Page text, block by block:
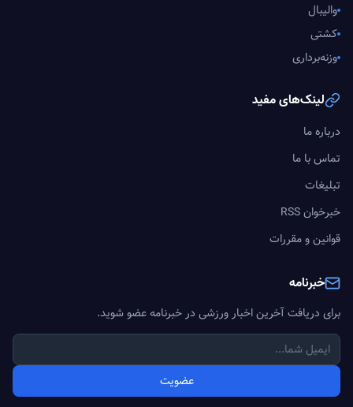
والیبال
کشتی
وزنه‌برداری
لینک‌های مفید
درباره ما
تماس با ما
تبلیغات
خبرخوان RSS
قوانین و مقررات
خبرنامه
برای دریافت آخرین اخبار ورزشی در خبرنامه عضو شوید.
عضویت